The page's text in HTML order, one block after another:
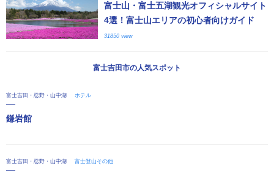
富士山・富士五湖観光オフィシャルサイト
4選！富士山エリアの初心者向けガイド
31850 view
富士吉田市の人気スポット
富士吉田・忍野・山中湖 ホテル
鎌岩館
富士吉田・忍野・山中湖 富士登山その他